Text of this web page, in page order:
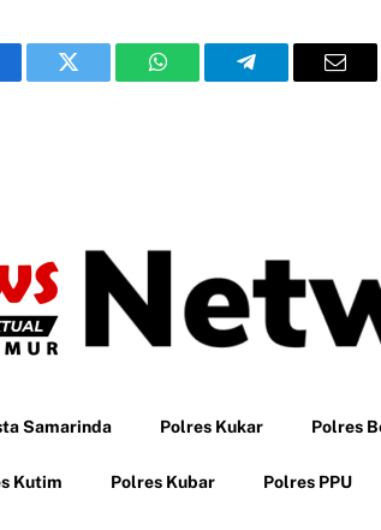
Twitter WhatsAppTelegram Email
Samarinda Polres Kukar Polres
Kutim Polres Kubar Polres PPU